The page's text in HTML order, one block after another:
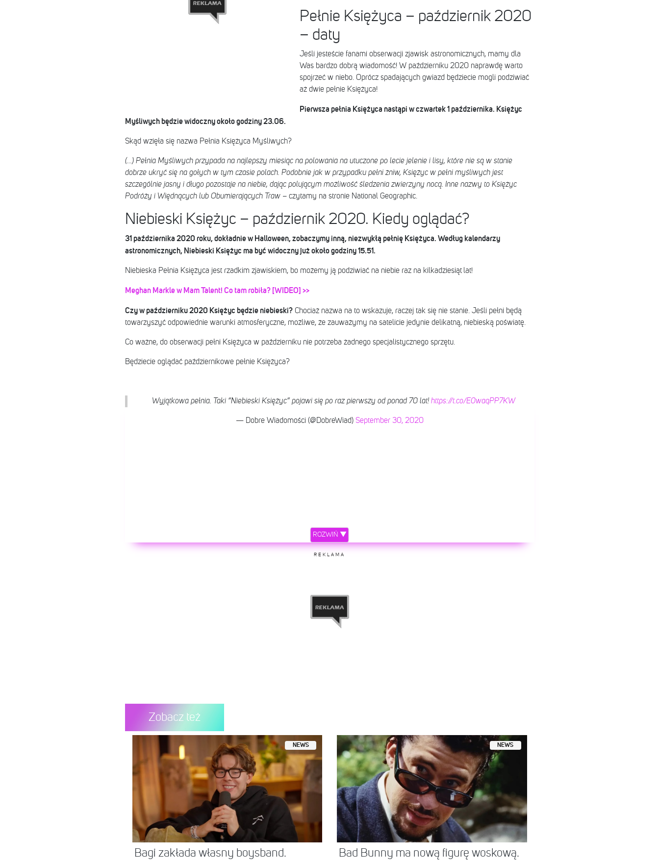
Pełnie Księżyca – październik 2020
– daty
Jeśli jesteście fanami obserwacji zjawisk astronomicznych, mamy dla
Was bardzo dobrą wiadomość! W październiku 2020 naprawdę warto
spojrzeć w niebo. Oprócz spadających gwiazd będziecie mogli podziwiać
aż dwie pełnie Księżyca!
Pierwsza pełnia Księżyca nastąpi w czwartek 1 października. Księżyc
Myśliwych będzie widoczny około godziny 23.06.
Skąd wzięła się nazwa Pełnia Księżyca Myśliwych?
(…) Pełnia Myśliwych przypada na najlepszy miesiąc na polowania na utuczone po lecie jelenie i lisy, które nie są w stanie
dobrze ukryć się na gołych w tym czasie polach. Podobnie jak w przypadku pełni żniw, Księżyc w pełni myśliwych jest
szczególnie jasny i długo pozostaje na niebie, dając polującym możliwość śledzenia zwierzyny nocą. Inne nazwy to Księżyc
Podróży i Więdnących lub Obumierających Traw– czytamy na stronie National Geographic.
Niebieski Księżyc – październik 2020. Kiedy oglądać?
31 października 2020 roku, dokładnie w Halloween, zobaczymy inną, niezwykłą pełnię Księżyca. Według kalendarzy
astronomicznych, Niebieski Księżyc ma być widoczny już około godziny 15.51.
Niebieska Pełnia Księżyca jest rzadkim zjawiskiem, bo możemy ją podziwiać na niebie raz na kilkadziesiąt lat!
Meghan Markle w Mam Talent! Co tam robiła? [WIDEO] >>
Czy w październiku 2020 Księżyc będzie niebieski?Chociaż nazwa na to wskazuje, raczej tak się nie stanie. Jeśli pełni będą
towarzyszyć odpowiednie warunki atmosferyczne, możliwe, że zauważymy na satelicie jedynie delikatną, niebieską poświatę.
Co ważne, do obserwacji pełni Księżyca w październiku nie potrzeba żadnego specjalistycznego sprzętu.
Będziecie oglądać październikowe pełnie Księżyca?
Wyjątkowa pełnia. Taki “Niebieski Księżyc” pojawi się po raz pierwszy od ponad 70 lat! https://t.co/E0waqPP7KW
— Dobre Wiadomości (@DobreWiad) September 30, 2020
ROZWIŃ ▼
REKLAMA
Zobacz też
NEWS
Bagi zakłada własny boysband.
NEWS
Bad Bunny ma nową figurę woskową.